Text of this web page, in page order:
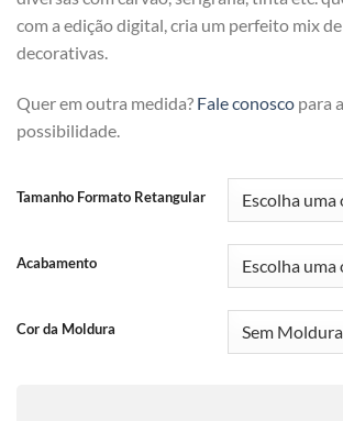
com a edição digital, cria um perfeito mix
decorativas.
Quer em outra medida? Fale conosco para
possibilidade.
Tamanho Formato Retangular
Acabamento
Cor da Moldura